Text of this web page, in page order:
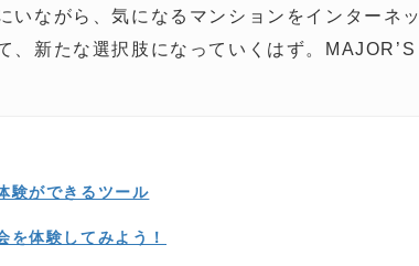
いながら、気になるマンションをインターネッ
、新たな選択肢になっていくはず。MAJOR’S
験ができるツール
体験してみよう！